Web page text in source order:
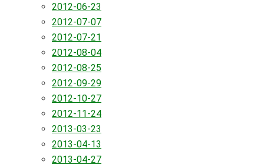
2012-06-23
2012-07-07
2012-07-21
2012-08-04
2012-08-25
2012-09-29
2012-10-27
2012-11-24
2013-03-23
2013-04-13
2013-04-27